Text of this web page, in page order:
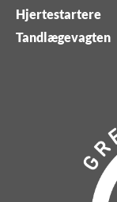
Hjertestartere
Tandlægevagten